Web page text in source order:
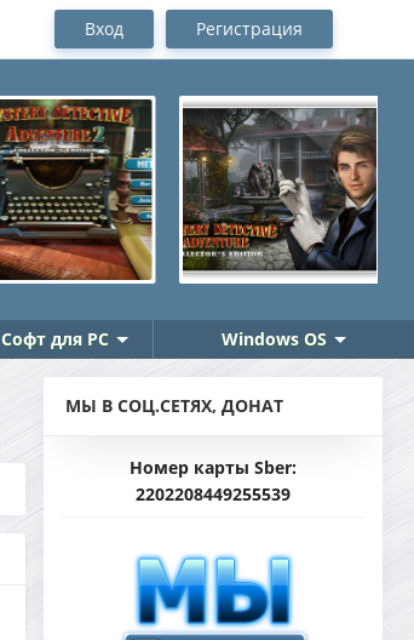
Вход Регистрация
Софт для PC Windows OS
МЫ В СОЦ.СЕТЯХ, ДОНАТ
Номер карты Sber:
2202208449255539